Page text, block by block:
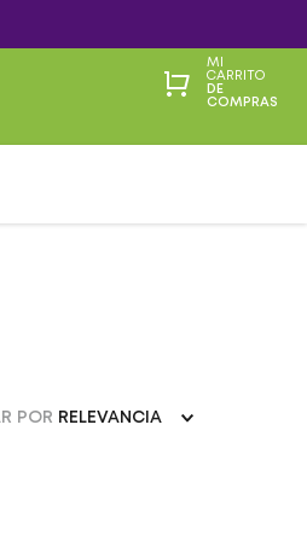
MI
CARRITO
DE
COMPRAS
POR RELEVANCIA